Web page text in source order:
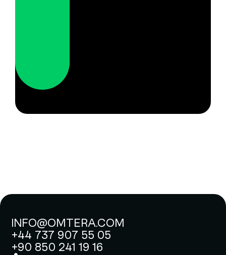
INFO@OMTERA.COM
+44 737 907 55 05
+90 850 241 19 16